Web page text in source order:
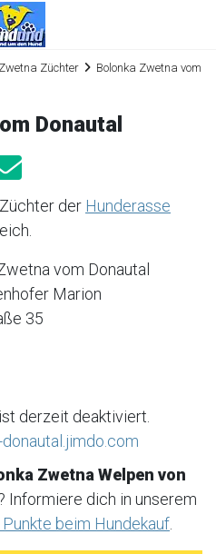
Züchter
Bolonka Zwetna vom
Donautal
der Hunderasse
vom Donautal
Marion
35
derzeit deaktiviert.
Zwetna Welpen von
Informiere dich in unserem
beim Hundekauf